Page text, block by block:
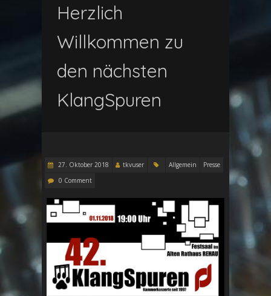
Herzlich
Willkommen zu
den nächsten
KlangSpuren
27. Oktober 2018 tkvuser Allgemein
Presse
0 Comment